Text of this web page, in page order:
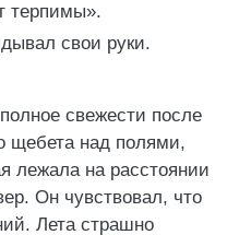
терпимы».
свои руки.
свежести после
щебета над полями,
лежала на расстоянии
Он чувствовал, что
Лета страшно